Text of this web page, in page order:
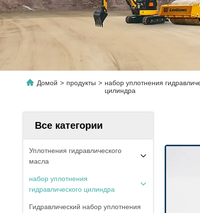
Домой > продукты > набор уплотнения
цилиндра
Все категории
Уплотнения гидравлического
масла
набор уплотнения
гидравлического цилиндра
Гидравлический набор уплотнения